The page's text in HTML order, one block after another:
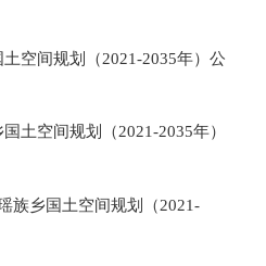
空间规划（2021-2035年）公
土空间规划（2021-2035年）
族乡国土空间规划（2021-